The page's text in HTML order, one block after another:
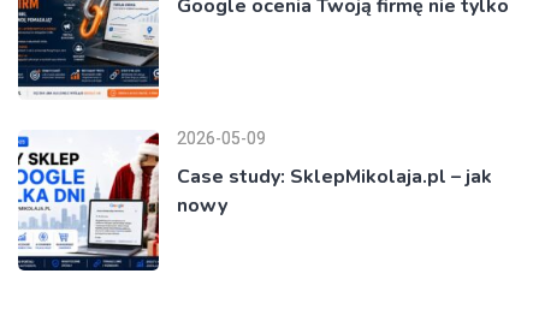
Google ocenia Twoją firmę nie tylko
2026-05-09
Case study: SklepMikolaja.pl – jak
nowy